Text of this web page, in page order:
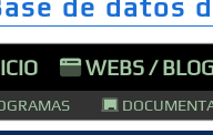
de datos
WEBS /